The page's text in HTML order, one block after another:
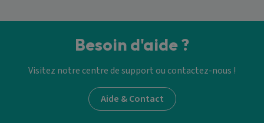
Besoin d'aide ?
Visitez notre centre de support ou contactez-nous !
Aide & Contact